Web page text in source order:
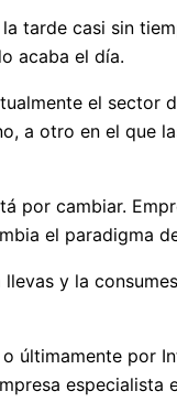
tarde casi sin
acaba el día.
el sector
a otro en el que
por cambiar.
el paradigma
y la
últimamente por
especialista